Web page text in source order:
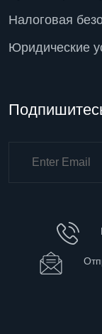
Налоговая
Юридические